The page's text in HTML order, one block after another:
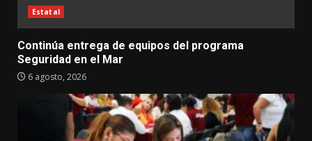
Estatal
Continúa entrega de equipos del programa
Seguridad en el Mar
6 agosto, 2026